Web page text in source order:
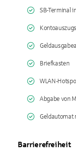
SB-Terminal
Briefkasten
WLAN-
Abgabe von
Geldautomat
Barrierefreiheit